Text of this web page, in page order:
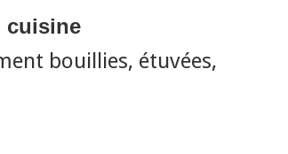
cuisine
bouillies, étuvées,